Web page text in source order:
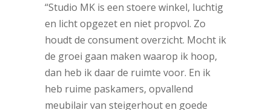
“Studio MK is een stoere winkel, luchtig
en licht opgezet en niet propvol. Zo
houdt de consument overzicht. Mocht ik
de groei gaan maken waarop ik hoop,
dan heb ik daar de ruimte voor. En ik
heb ruime paskamers, opvallend
meubilair van steigerhout en goede